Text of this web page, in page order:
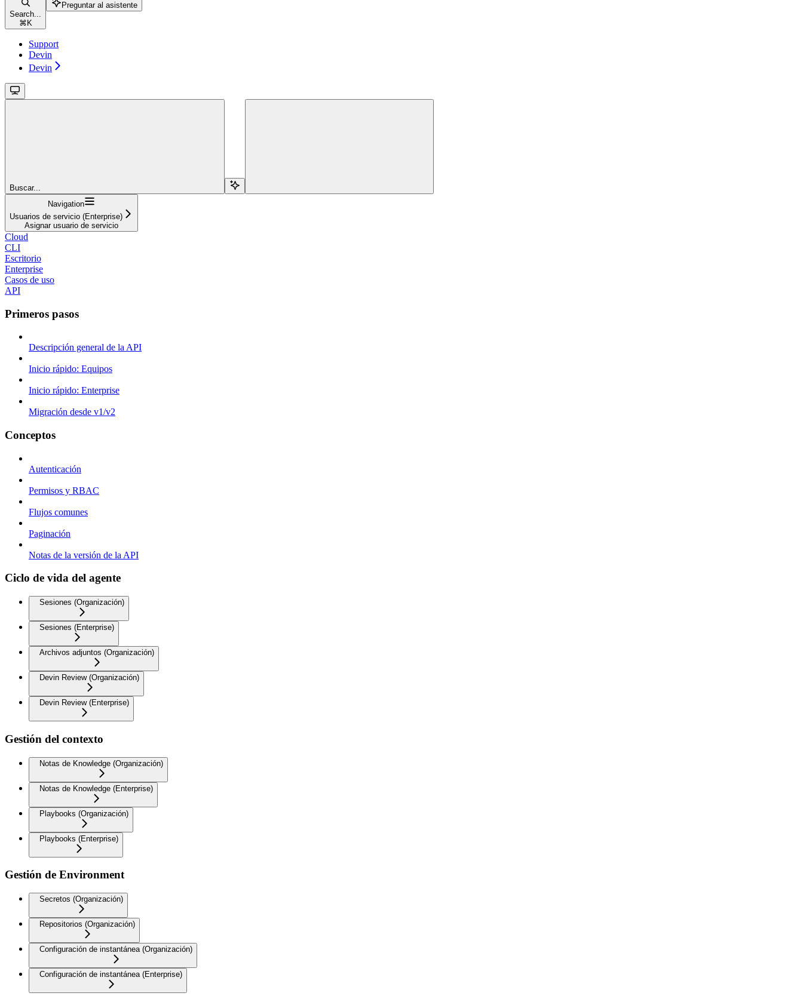
Search...
⌘ K
Preguntar al asistente
Support
Devin
Devin
Buscar...
Navigation
Usuarios de servicio (Enterprise)
Asignar usuario de servicio
Cloud
CLI
Escritorio
Enterprise
Casos de uso
API
Primeros pasos
Descripción general de la API
Inicio rápido: Equipos
Inicio rápido: Enterprise
Migración desde v1/v2
Conceptos
Autenticación
Permisos y RBAC
Flujos comunes
Paginación
Notas de la versión de la API
Ciclo de vida del agente
Sesiones (Organización)
Sesiones (Enterprise)
Archivos adjuntos (Organización)
Devin Review (Organización)
Devin Review (Enterprise)
Gestión del contexto
Notas de Knowledge (Organización)
Notas de Knowledge (Enterprise)
Playbooks (Organización)
Playbooks (Enterprise)
Gestión de Environment
Secretos (Organización)
Repositorios (Organización)
Configuración de instantánea (Organización)
Configuración de instantánea (Enterprise)